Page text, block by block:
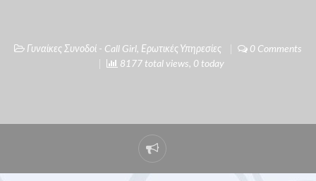
Γυναίκες Συνοδοί - Call Girl, Ερωτικές Υπηρεσίες
0 Comments
8177 total views, 0 today